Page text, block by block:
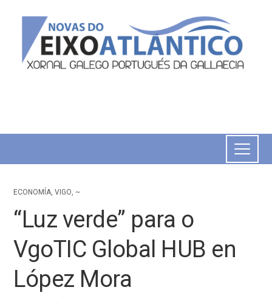
ECONOMÍA,VIGO, ~
“Luz verde” para o
VgoTIC Global HUB en
López Mora